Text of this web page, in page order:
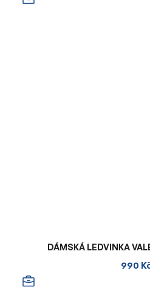
DÁMSKÁ LEDVINKA
990